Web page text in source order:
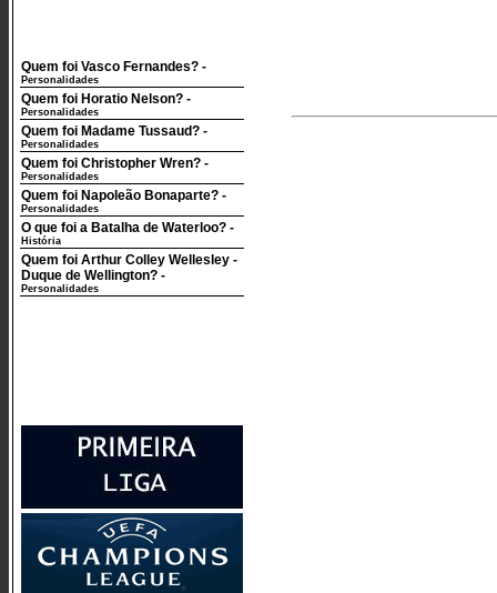
Quem foi Vasco Fernandes? -
Personalidades
Quem foi Horatio Nelson? -
Personalidades
Quem foi Madame Tussaud? -
Personalidades
Quem foi Christopher Wren? -
Personalidades
Quem foi Napoleão Bonaparte? -
Personalidades
O que foi a Batalha de Waterloo? -
História
Quem foi Arthur Colley Wellesley -
Duque de Wellington? -
Personalidades